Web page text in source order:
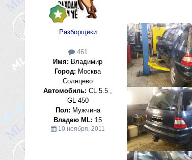
Разборщики
461
Имя: Владимир
Город: Москва
Солнцево
Автомобиль: CL 5.5 ,
GL 450
Пол: Мужчина
Владею ML: 15
10 ноября, 2011